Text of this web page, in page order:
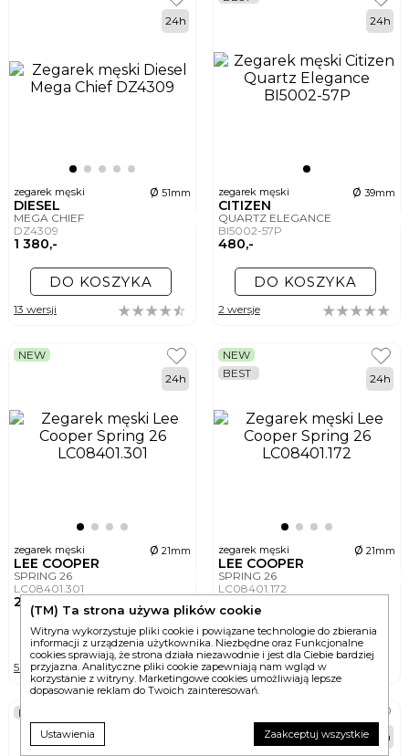
zegarek męski ø 51mm
DIESEL
MEGA CHIEF
DZ4309
1 380,-
24h
DO KOSZYKA
13 wersji
zegarek męski ø 39mm
CITIZEN
QUARTZ ELEGANCE
BI5002-57P
480,-
24h
DO KOSZYKA
2 wersje
zegarek męski ø 21mm
LEE COOPER
SPRING 26
LC08401.301
290,-
NEW
24h
DO KOSZYKA
5 wersji
zegarek męski ø 21mm
LEE COOPER
SPRING 26
LC08401.172
290,-
NEW
BEST
24h
DO KOSZYKA
5 wersji
BEST
24h
(TM) Ta strona używa plików cookie
Witryna wykorzystuje pliki cookie i powiązane technologie do zbierania
informacji z urządzenia użytkownika. Niezbędne oraz Funkcjonalne
cookies sprawiają, że strona działa niezawodnie i jest dla Ciebie bardziej
przyjazna. Analityczne pliki cookie zapewniają nam wgląd w
korzystanie z witryny. Marketingowe cookies umożliwiają lepsze
dopasowanie reklam do Twoich zainteresowań.
Ustawienia Zaakceptuj wszystkie